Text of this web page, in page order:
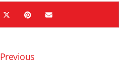
Previous